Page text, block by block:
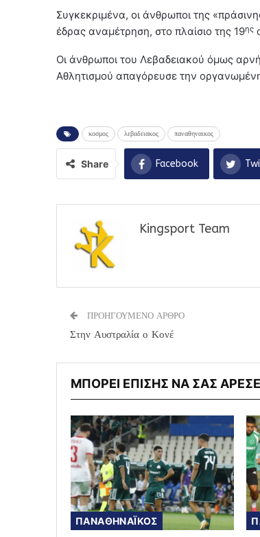
Συγκεκριμένα, οι άνθρωποι της
έδρας αναμέτρηση, στο πλαίσιο της 19ης
Οι άνθρωποι του Λεβαδειακού όμως
Αθλητισμού απαγόρευσε την
κοσμος λεβαδειακος παναθηναικος
Share Facebook
Kingsport Team
ΠΡΟΗΓΟΥΜΕΝΟ ΑΡΘΡΟ
Στην Αυστραλία ο Κονέ
ΜΠΟΡΕΙ ΕΠΙΣΗΣ ΝΑ ΣΑΣ
ΠΑΝΑΘΗΝΑΪΚΟΣ